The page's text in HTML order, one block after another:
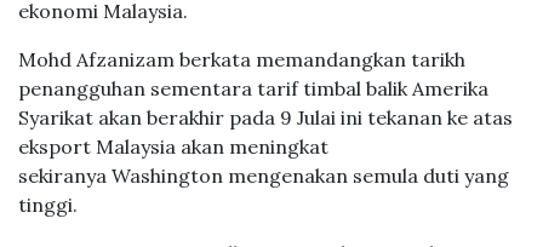
ketidaktentuan global terus mempengaruhi prospek
Mohd Afzanizam berkata memandangkan tarikh
penangguhan sementara tarif timbal balik Amerika
Syarikat akan berakhir pada 9 Julai ini tekanan ke atas
eksport Malaysia akan meningkat
sekiranya Washington mengenakan semula duti yang